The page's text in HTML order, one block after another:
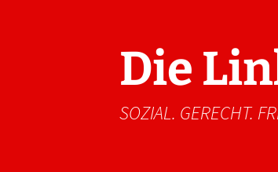
Die
SOZIAL. GERECHT.